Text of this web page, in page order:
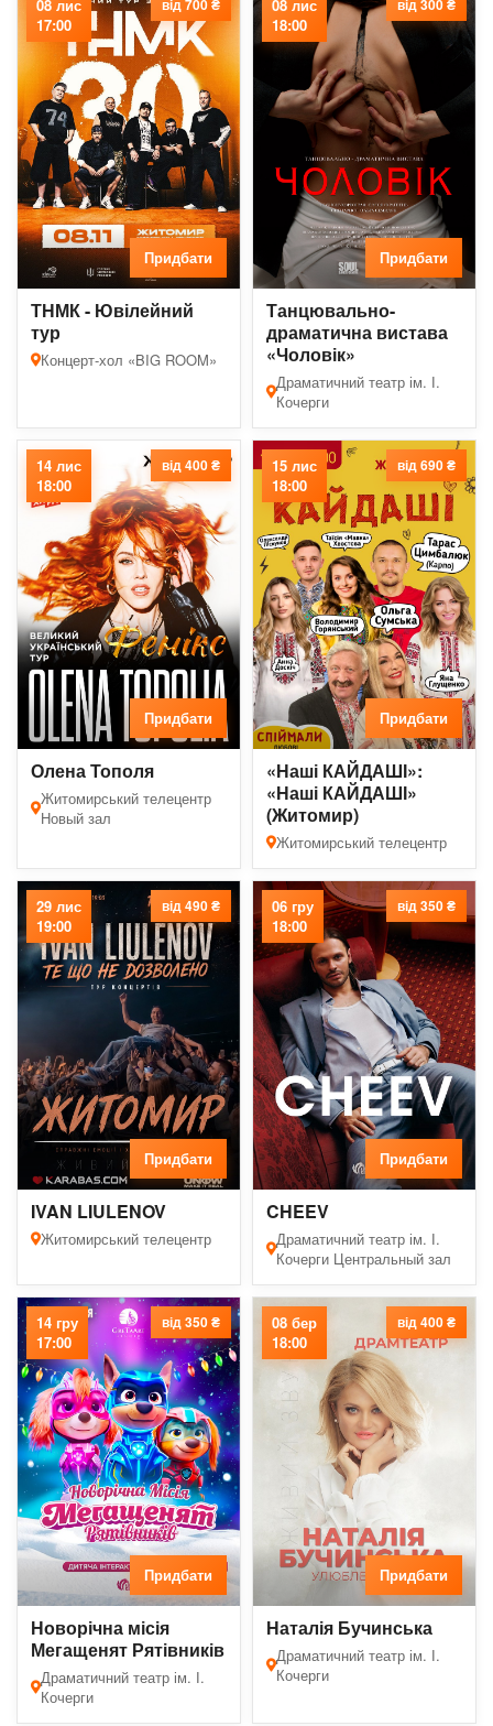
08 лис
17:00
від 700 ₴
Придбати
ТНМК - Ювілейний
тур
Концерт-хол «BIG ROOM»
08 лис
18:00
від 300 ₴
Придбати
Танцювально-
драматична вистава
«Чоловік»
Драматичний театр ім. І.
Кочерги
14 лис
18:00
від 400 ₴
Придбати
Олена Тополя
Житомирський телецентр
Новый зал
15 лис
18:00
від 690 ₴
Придбати
«Наші КАЙДАШІ»:
«Наші КАЙДАШІ»
(Житомир)
Житомирський телецентр
29 лис
19:00
від 490 ₴
Придбати
IVAN LIULENOV
Житомирський телецентр
06 гру
18:00
від 350 ₴
Придбати
CHEEV
Драматичний театр ім. І.
Кочерги Центральный зал
14 гру
17:00
від 350 ₴
Придбати
Новорічна місія
Мегащенят Рятівників
Драматичний театр ім. І.
Кочерги
08 бер
18:00
від 400 ₴
Придбати
Наталія Бучинська
Драматичний театр ім. І.
Кочерги